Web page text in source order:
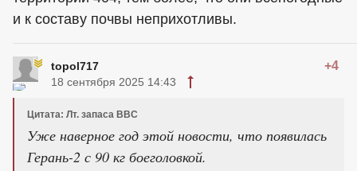
и к составу почвы неприхотливы.
topol717 +4
18 сентября 2025 14:43
Цитата: Лт. запаса ВВС
Уже наверное год этой новости, что появилась
Герань-2 с 90 кг боеголовкой.